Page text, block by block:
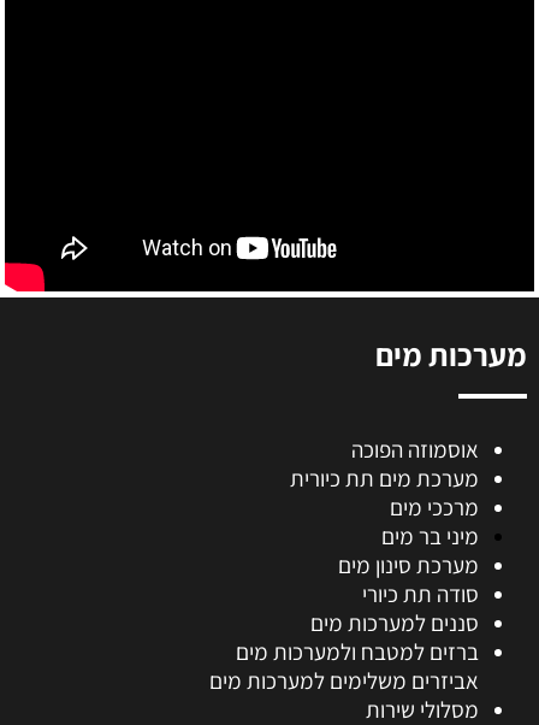
מערכות מים
אוסמוזה הפוכה
מערכת מים תת כיורית
מרככי מים
מיני בר מים
מערכת סינון מים
סודה תת כיורי
סננים למערכות מים
ברזים למטבח ולמערכות מים
אביזרים משלימים למערכות מים
מסלולי שירות